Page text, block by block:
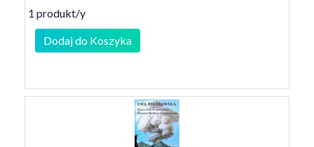
1 produkt/y
Dodaj do Koszyka